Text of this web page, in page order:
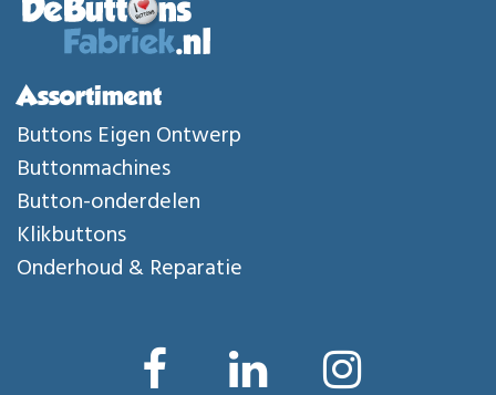
Assortiment
Buttons Eigen Ontwerp
Buttonmachines
Button-onderdelen
Klikbuttons
Onderhoud & Reparatie